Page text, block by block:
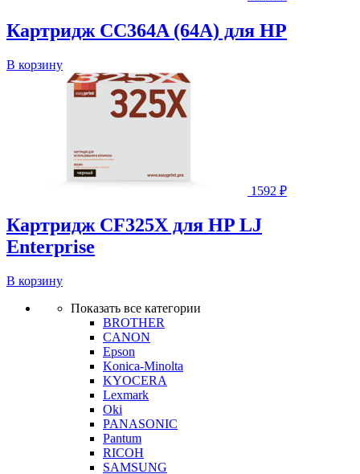
Картридж CC364A (64A) для HP
В корзину
1592 ₽
Картридж CF325X для HP LJ
Enterprise
В корзину
Показать все категории
BROTHER
CANON
Epson
Konica-Minolta
KYOCERA
Lexmark
Oki
PANASONIC
Pantum
RICOH
SAMSUNG